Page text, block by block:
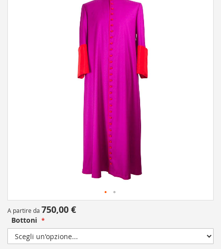
A partire da 750,00 €
Bottoni
to
the
beginning
of